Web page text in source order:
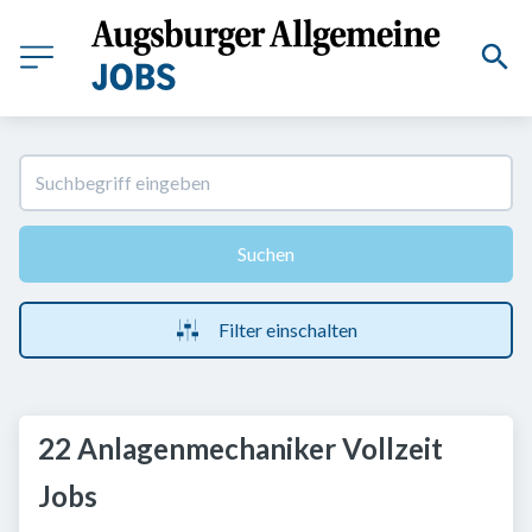
Suchen
Filter einschalten
22 Anlagenmechaniker Vollzeit
Jobs